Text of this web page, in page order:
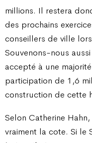
millions. Il restera
des prochains
conseillers de ville
Souvenons-nous
accepté à une
participation de 1,6
construction de cette
Selon Catherine
vraiment la cote. Si le